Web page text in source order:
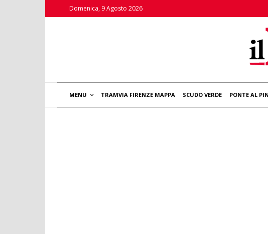
Domenica, 9 Agosto 2026
MENU TRAMVIA FIRENZE MAPPA SCUDO VERDE PONTE AL